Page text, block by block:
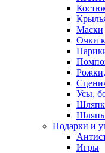
Маски
Очки
Усы,
Шляпы
Подарки и
Игры